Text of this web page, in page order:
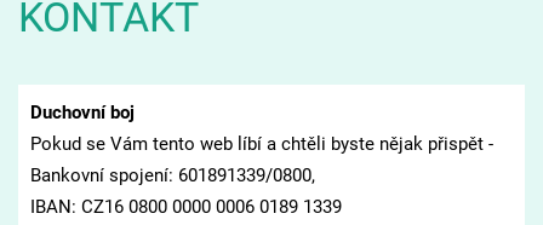
KONTAKT
Duchovní boj
Pokud se Vám tento web líbí a chtěli byste nějak přispět -
Bankovní spojení: 601891339/0800,
IBAN: CZ16 0800 0000 0006 0189 1339